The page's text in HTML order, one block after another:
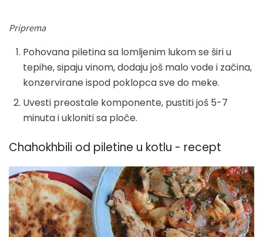
Priprema
Pohovana piletina sa lomljenim lukom se širi u
tepihe, sipaju vinom, dodaju još malo vode i začina,
konzervirane ispod poklopca sve do meke.
Uvesti preostale komponente, pustiti još 5-7
minuta i ukloniti sa ploče.
Chahokhbili od piletine u kotlu - recept